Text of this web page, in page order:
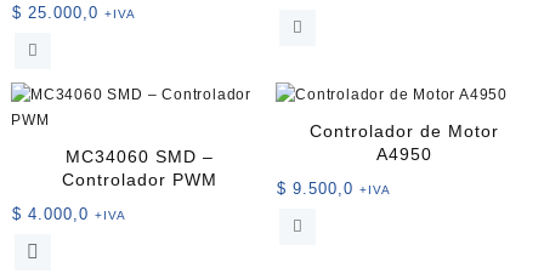
$ 25.000,0 +IVA
MC34060 SMD –
Controlador PWM
$ 4.000,0 +IVA
Controlador de Motor
A4950
$ 9.500,0 +IVA